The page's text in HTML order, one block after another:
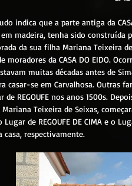
madeira, tenha sido construída
da sua filha Mariana Teixeira
moradores da CASA DO EIDO.
muitas décadas antes de
casar-se em Carvalhosa. Outras
de REGOUFE nos anos 1500s.
Mariana Teixeira de Seixas,
de REGOUFE DE CIMA e o
casa, respectivamente.